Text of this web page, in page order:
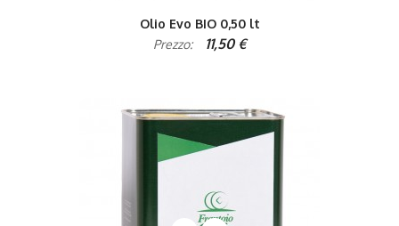
Olio Evo BIO 0,50 lt
Prezzo:
11,50 €